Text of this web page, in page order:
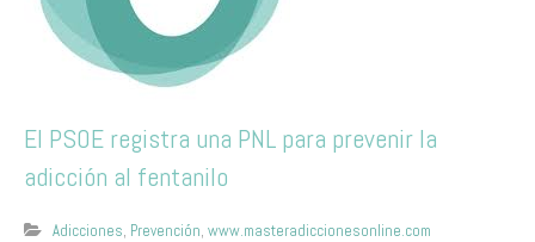
El PSOE registra una PNL para prevenir la
adicción al fentanilo
Adicciones, Prevención, www.masteradiccionesonline.com